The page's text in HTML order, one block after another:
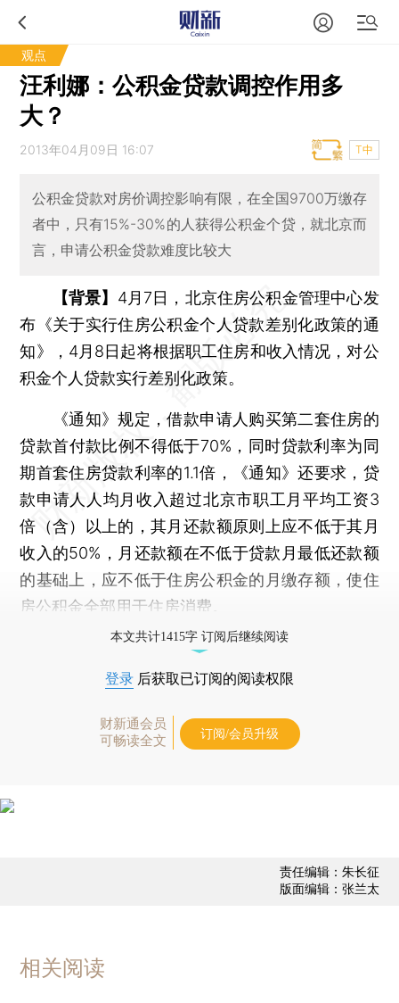
观点
汪利娜：公积金贷款调控作用多
大？
2013年04月09日 16:07 T中
公积金贷款对房价调控影响有限，在全国9700万缴存
者中，只有15%-30%的人获得公积金个贷，就北京而
言，申请公积金贷款难度比较大
【背景】 4月7日，北京住房公积金管理中心发
布《关于实行住房公积金个人贷款差别化政策的通
知》，4月8日起将根据职工住房和收入情况，对公
积金个人贷款实行差别化政策。
《通知》规定，借款申请人购买第二套住房的
贷款首付款比例不得低于70%，同时贷款利率为同
期首套住房贷款利率的1.1倍，《通知》还要求，贷
款申请人人均月收入超过北京市职工月平均工资3
倍（含）以上的，其月还款额原则上应不低于其月
收入的50%，月还款额在不低于贷款月最低还款额
的基础上，应不低于住房公积金的月缴存额，使住
房公积金全部用于住房消费。
本文共计1415字 订阅后继续阅读
登录 后获取已订阅的阅读权限
财新通会员
可畅读全文
订阅/会员升级
责任编辑：朱长征
版面编辑：张兰太
相关阅读